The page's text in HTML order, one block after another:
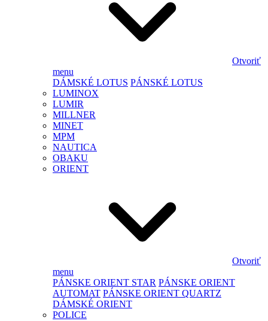
Otvoriť
menu
DÁMSKÉ LOTUS PÁNSKÉ LOTUS
LUMINOX
LUMIR
MILLNER
MINET
MPM
NAUTICA
OBAKU
ORIENT
Otvoriť
menu
PÁNSKE ORIENT STAR PÁNSKE ORIENT
AUTOMAT PÁNSKE ORIENT QUARTZ
DÁMSKÉ ORIENT
POLICE